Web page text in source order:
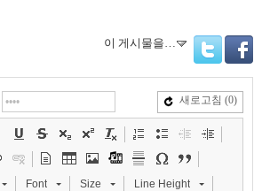
이 게시물을…
Twitter
새로고침 (0)
Font Size Line Height